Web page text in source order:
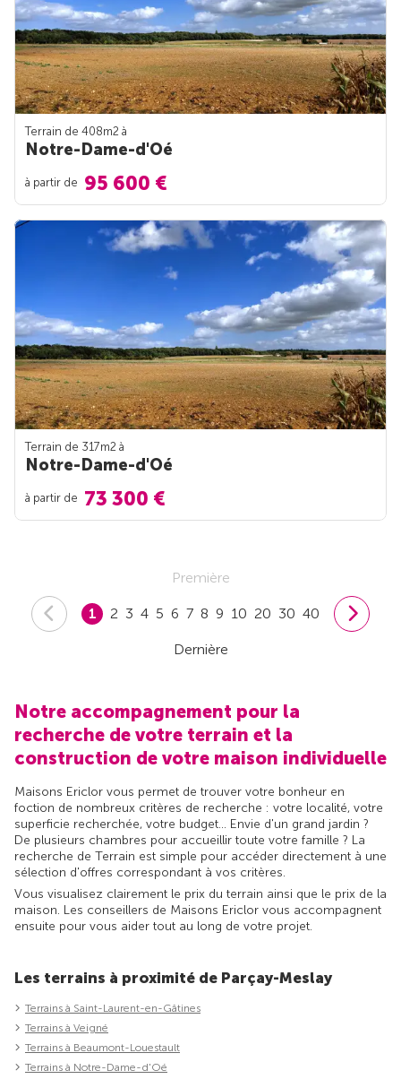
Terrain de 408m2 à
Notre-Dame-d'Oé
à partir de 95 600 €
Terrain de 317m2 à
Notre-Dame-d'Oé
à partir de 73 300 €
Première
1 2 3 4 5 6 7 8 9 10 20 30 40
Dernière
Notre accompagnement pour la
recherche de votre terrain et la
construction de votre maison individuelle
Maisons Ericlor vous permet de trouver votre bonheur en
foction de nombreux critères de recherche : votre localité, votre
superficie recherchée, votre budget... Envie d'un grand jardin ?
De plusieurs chambres pour accueillir toute votre famille ? La
recherche de Terrain est simple pour accéder directement à une
sélection d'offres correspondant à vos critères.
Vous visualisez clairement le prix du terrain ainsi que le prix de la
maison. Les conseillers de Maisons Ericlor vous accompagnent
ensuite pour vous aider tout au long de votre projet.
Les terrains à proximité de Parçay-Meslay
Terrains à Saint-Laurent-en-Gâtines
Terrains à Veigné
Terrains à Beaumont-Louestault
Terrains à Notre-Dame-d'Oé